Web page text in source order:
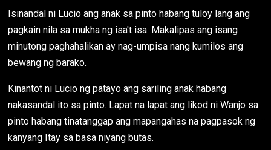
Isinandal ni Lucio ang anak sa pinto habang tuloy lang ang
pagkain nila sa mukha ng isa't isa. Makalipas ang isang
minutong paghahalikan ay nag-umpisa nang kumilos ang
bewang ng barako.
Kinantot ni Lucio ng patayo ang sariling anak habang
nakasandal ito sa pinto. Lapat na lapat ang likod ni Wanjo sa
pinto habang tinatanggap ang mapangahas na pagpasok ng
kanyang Itay sa basa niyang butas.